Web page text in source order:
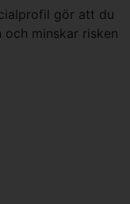
gör att du
minskar risken